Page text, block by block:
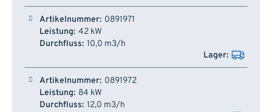
0891971
42 kW
10,0 m3/h
0891972
84 kW
12,0 m3/h